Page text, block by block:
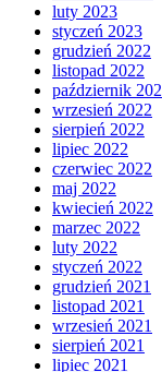
luty 2023
styczeń 2023
grudzień 2022
listopad 2022
październik
wrzesień 2022
sierpień 2022
lipiec 2022
czerwiec 2022
maj 2022
kwiecień 2022
marzec 2022
luty 2022
styczeń 2022
grudzień 2021
listopad 2021
wrzesień 2021
sierpień 2021
lipiec 2021